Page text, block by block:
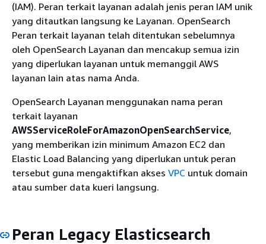
(IAM). Peran terkait layanan adalah jenis peran IAM unik
yang ditautkan langsung ke Layanan. OpenSearch
Peran terkait layanan telah ditentukan sebelumnya
oleh OpenSearch Layanan dan mencakup semua izin
yang diperlukan layanan untuk memanggil AWS
layanan lain atas nama Anda.
OpenSearch Layanan menggunakan nama peran
terkait layanan
AWSServiceRoleForAmazonOpenSearchService,
yang memberikan izin minimum Amazon EC2 dan
Elastic Load Balancing yang diperlukan untuk peran
tersebut guna mengaktifkan akses VPC untuk domain
atau sumber data kueri langsung.
Peran Legacy Elasticsearch